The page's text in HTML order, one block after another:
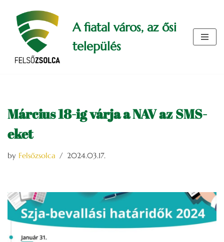
Skip
content
A fiatal város, az ősi
település
Március 18-ig várja a NAV az SMS-
eket
by Felsőzsolca 2024.03.17.